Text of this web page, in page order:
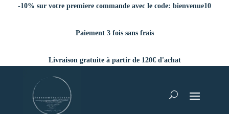
-10% sur votre premiere commande avec le code: bienvenue10
Paiement 3 fois sans frais
Livraison gratuite à partir de 120€ d'achat